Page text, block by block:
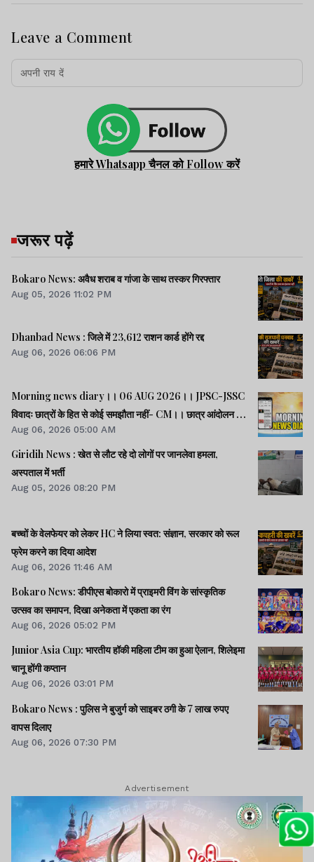
Leave a Comment
हमारे Whatsapp चैनल को Follow करें
जरूर पढ़ें
Bokaro News: अवैध शराब व गांजा के साथ तस्कर गिरफ्तार
Aug 05, 2026 11:02 PM
Dhanbad News : जिले में 23,612 राशन कार्ड होंगे रद्द
Aug 06, 2026 06:06 PM
Morning news diary।। 06 AUG 2026।। JPSC-JSSC
विवादः छात्रों के हित से कोई समझौता नहीं- CM।। छात्र आंदोलन के
समर्थन में झारखंड आएंगे अभिजीत दीपके।। जब तक अमित शाह सदन
में जवाब नहीं देते, चर्चा नहीं होगीः राहुल।। समेत कई खबरें व वीडियो.
Aug 06, 2026 05:00 AM
Giridih News : खेत से लौट रहे दो लोगों पर जानलेवा हमला,
अस्पताल में भर्ती
Aug 05, 2026 08:20 PM
बच्चों के वेलफेयर को लेकर HC ने लिया स्वत: संज्ञान, सरकार को रूल
फ्रेम करने का दिया आदेश
Aug 06, 2026 11:46 AM
Bokaro News: डीपीएस बोकारो में प्राइमरी विंग के सांस्कृतिक
उत्सव का समापन, दिखा अनेकता में एकता का रंग
Aug 06, 2026 05:02 PM
Junior Asia Cup: भारतीय हॉकी महिला टीम का हुआ ऐलान, शिलेइमा
चानू होंगी कप्तान
Aug 06, 2026 03:01 PM
Bokaro News : पुलिस ने बुजुर्ग को साइबर ठगी के 7 लाख रुपए
वापस दिलाए
Aug 06, 2026 07:30 PM
Advertisement